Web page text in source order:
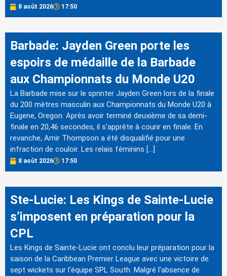
8 août 2026 17:50
Barbade: Jayden Green porte les
espoirs de médaille de la Barbade
aux Championnats du Monde U20
La Barbade mise sur le sprinter Jayden Green lors de la finale
du 200 mètres masculin aux Championnats du Monde U20 à
Eugene, Oregon. Après avoir terminé deuxième de sa demi-
finale en 20,46 secondes, il s'apprête à courir en finale. En
revanche, Amir Thompson a été disqualifié pour une
infraction de couloir. Les relais féminins […]
8 août 2026 17:50
Ste-Lucie: Les Kings de Sainte-Lucie
s’imposent en préparation pour la
CPL
Les Kings de Sainte-Lucie ont conclu leur préparation pour la
saison de la Caribbean Premier League avec une victoire de
sept wickets sur l'équipe SPL South. Malgré l'absence de